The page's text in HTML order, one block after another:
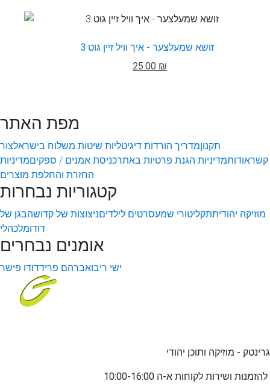
זושא שמעלצער - איך וויל זיין גוט 3
25.00 ₪
מפת האתר
תקנוןמדריך הורדות דיגיטליות שיטות משלוח בישראלצור
קשראודותמדיניות הגנת פרטיות באתרכניסת אמנים / ספקיםמדיניות
החזרת והחלפת מוצרים
קטגוריות נבחרות
מוזיקה יהודיתתקליטורי שמעסרטים לילדיםניצוצות של קדושהבגן של
דודומלכהלי
אומנים נבחרים
ישי ריבואברהם פרידדודו פישר
גרינטק - מוזיקה ותוכן יהודי
להזמנות ו